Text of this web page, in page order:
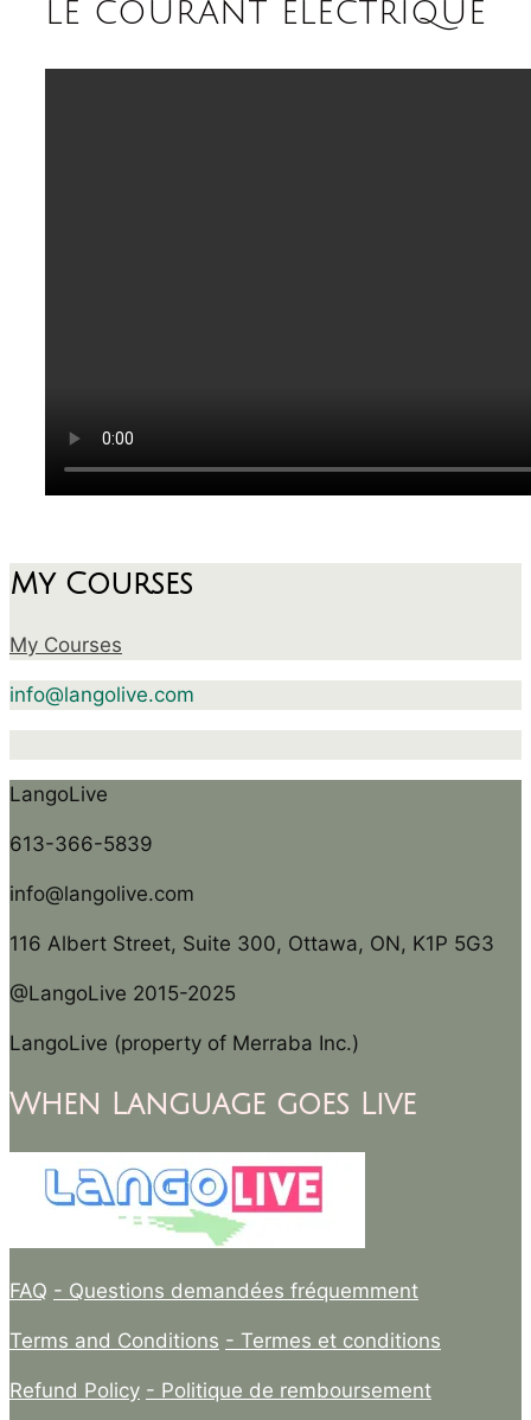
le courant electrique
My Courses
My Courses
info@langolive.com
LangoLive
613-366-5839
info@langolive.com
116 Albert Street, Suite 300, Ottawa, ON, K1P 5G3
@LangoLive 2015-2025
LangoLive (property of Merraba Inc.)
When Language goes Live
FAQ - Questions demandées fréquemment
Terms and Conditions - Termes et conditions
Refund Policy - Politique de remboursement